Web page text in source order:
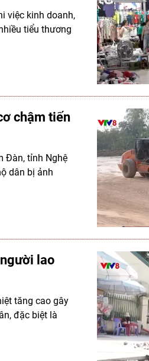
việc kinh doanh,
tiểu thương
chậm tiến
Đàn, tỉnh Nghệ
dân bị ảnh
lao
tăng cao gây
đặc biệt là